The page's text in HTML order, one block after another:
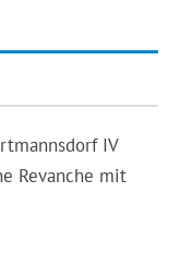
IV
Revanche mit